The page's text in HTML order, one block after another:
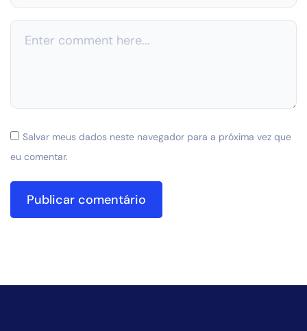
Salvar meus dados neste navegador para a próxima vez que
eu comentar.